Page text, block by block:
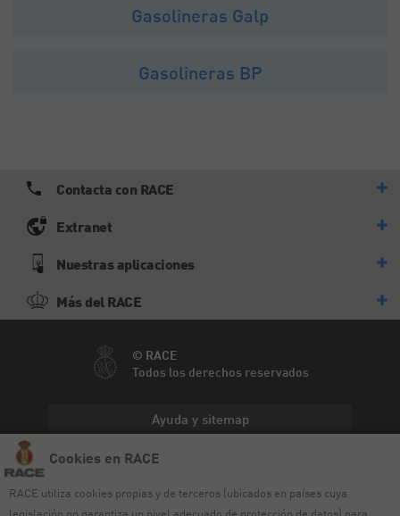
Cookies en RACE
RACE utiliza cookies propias y de terceros (ubicados en países cuya
legislación no garantiza un nivel adecuado de protección de datos) para
Gasolineras Galp
Gasolineras BP
Contacta con RACE
Extranet
Nuestras aplicaciones
Más del RACE
© RACE
Todos los derechos reservados
Ayuda y sitemap
Política de privacidad